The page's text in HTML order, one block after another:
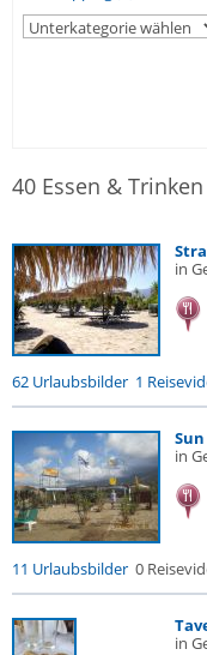
40 Essen &
in
62 Urlaubsbilder 1
in
11 Urlaubsbilder 0
in